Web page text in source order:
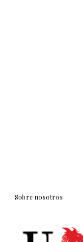
Sobre nosotros